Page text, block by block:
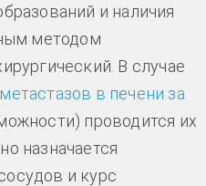
и наличия
методом
В случае
в печени за
проводится их
назначается
и курс